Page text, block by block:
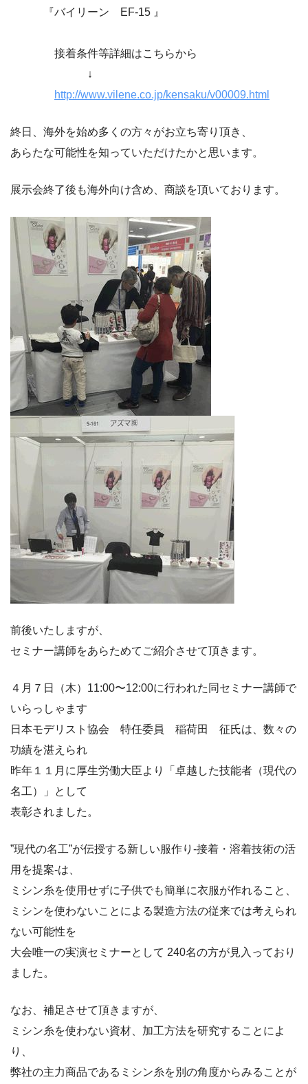
『バイリーン EF-15 』
接着条件等詳細はこちらから
↓
http://www.vilene.co.jp/kensaku/v00009.html
終日、海外を始め多くの方々がお立ち寄り頂き、
あらたな可能性を知っていただけたかと思います。
展示会終了後も海外向け含め、商談を頂いております。
前後いたしますが、
セミナー講師をあらためてご紹介させて頂きます。
４月７日（木）11:00〜12:00に行われた同セミナー講師で
いらっしゃます
日本モデリスト協会 特任委員 稲荷田 征氏は、数々の
功績を湛えられ
昨年１１月に厚生労働大臣より「卓越した技能者（現代の
名工）」として
表彰されました。
”現代の名工”が伝授する新しい服作り-接着・溶着技術の活
用を提案-は、
ミシン糸を使用せずに子供でも簡単に衣服が作れること、
ミシンを使わないことによる製造方法の従来では考えられ
ない可能性を
大会唯一の実演セミナーとして 240名の方が見入っており
ました。
なお、補足させて頂きますが、
ミシン糸を使わない資材、加工方法を研究することによ
り、
弊社の主力商品であるミシン糸を別の角度からみることが